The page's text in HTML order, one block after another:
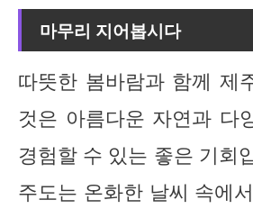
마무리 지어봅시다
따뜻한 봄바람과 함께 제
것은 아름다운 자연과 다
경험할 수 있는 좋은 기회
주도는 온화한 날씨 속에